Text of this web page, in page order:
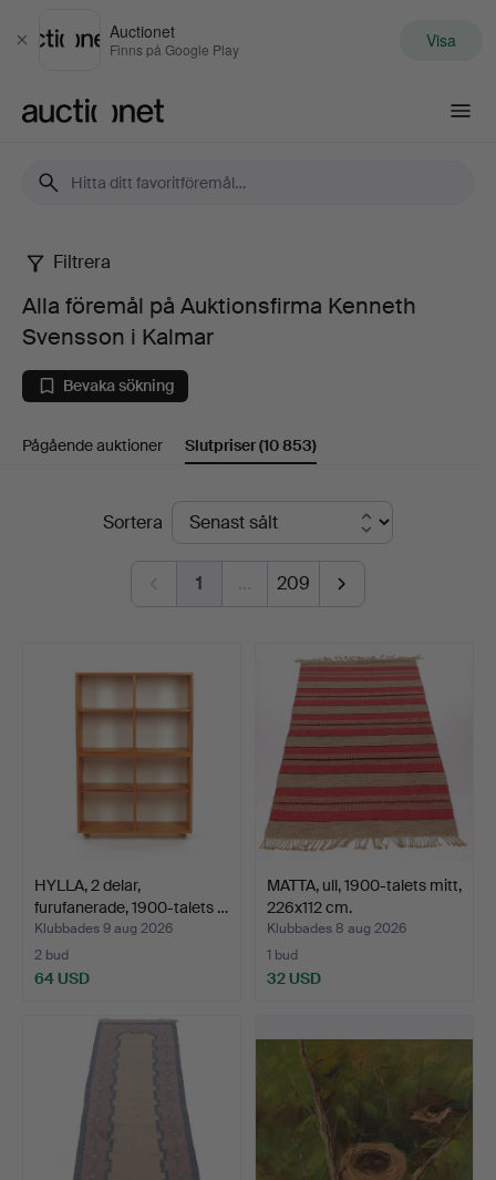
Stäng
Auctionet
Finns på Google Play Visa
Alla
föremål
på
Auktionsfirma
Svensson
Filtrera
Alla föremål på Auktionsfirma Kenneth
Svensson i Kalmar
Bevaka sökning
Pågående auktioner Slutpriser(10 853)
SlutpriserSortera
1 … 209
HYLLA, 2 delar,
furufanerade, 1900-talets …
Klubbades 9 aug 2026
2 bud
64 USD
MATTA, ull, 1900-talets mitt,
226x112 cm.
Klubbades 8 aug 2026
1 bud
32 USD